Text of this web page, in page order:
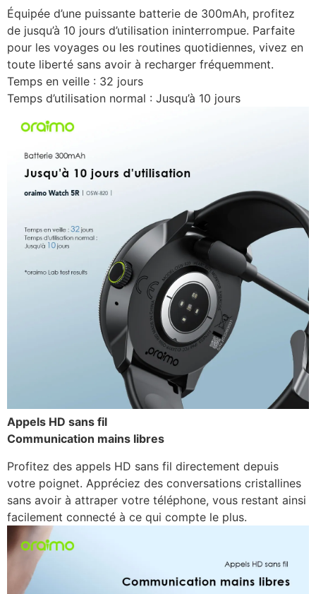
Équipée d’une puissante batterie de 300mAh, profitez
de jusqu’à 10 jours d’utilisation ininterrompue. Parfaite
pour les voyages ou les routines quotidiennes, vivez en
toute liberté sans avoir à recharger fréquemment.
Temps en veille : 32 jours
Temps d’utilisation normal : Jusqu’à 10 jours
Appels HD sans fil
Communication mains libres
Profitez des appels HD sans fil directement depuis
votre poignet. Appréciez des conversations cristallines
sans avoir à attraper votre téléphone, vous restant ainsi
facilement connecté à ce qui compte le plus.